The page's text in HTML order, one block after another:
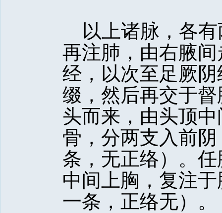
以上诸脉，各有
再注肺，由右腋
经，以次至足厥
缀，然后再交于
头而来，由头顶
骨，分两支入前
条，无正络）。
中间上胸，复注
一条，正络无）。